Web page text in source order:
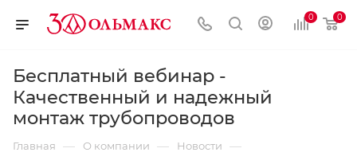
0 0
Бесплатный вебинар -
Качественный и надежный
монтаж трубопроводов
Главная — О компании — Новости —